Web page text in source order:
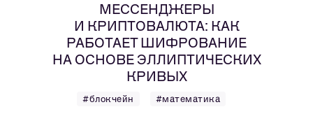
МЕССЕНДЖЕРЫ
И КРИПТОВАЛЮТА: КАК
РАБОТАЕТ ШИФРОВАНИЕ
НА ОСНОВЕ ЭЛЛИПТИЧЕСКИХ
КРИВЫХ
#блокчейн #математика